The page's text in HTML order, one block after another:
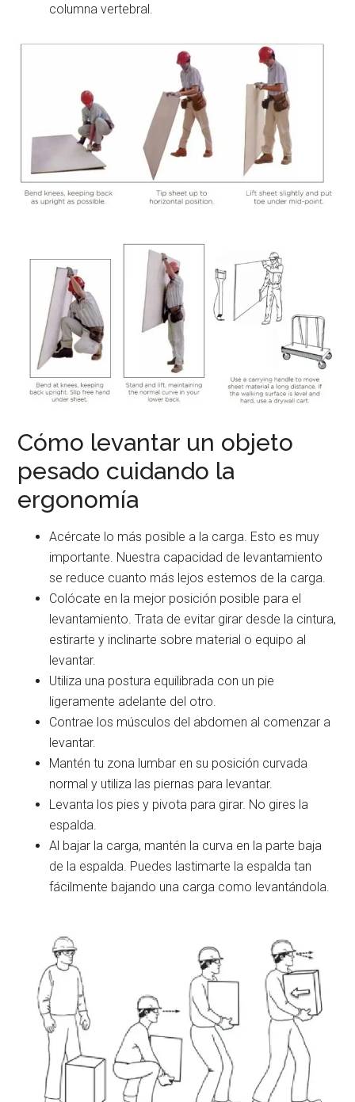
columna vertebral.
Cómo levantar un objeto
pesado cuidando la
ergonomía
Acércate lo más posible a la carga. Esto es muy
importante. Nuestra capacidad de levantamiento
se reduce cuanto más lejos estemos de la carga.
Colócate en la mejor posición posible para el
levantamiento. Trata de evitar girar desde la cintura,
estirarte y inclinarte sobre material o equipo al
levantar.
Utiliza una postura equilibrada con un pie
ligeramente adelante del otro.
Contrae los músculos del abdomen al comenzar a
levantar.
Mantén tu zona lumbar en su posición curvada
normal y utiliza las piernas para levantar.
Levanta los pies y pivota para girar. No gires la
espalda.
Al bajar la carga, mantén la curva en la parte baja
de la espalda. Puedes lastimarte la espalda tan
fácilmente bajando una carga como levantándola.